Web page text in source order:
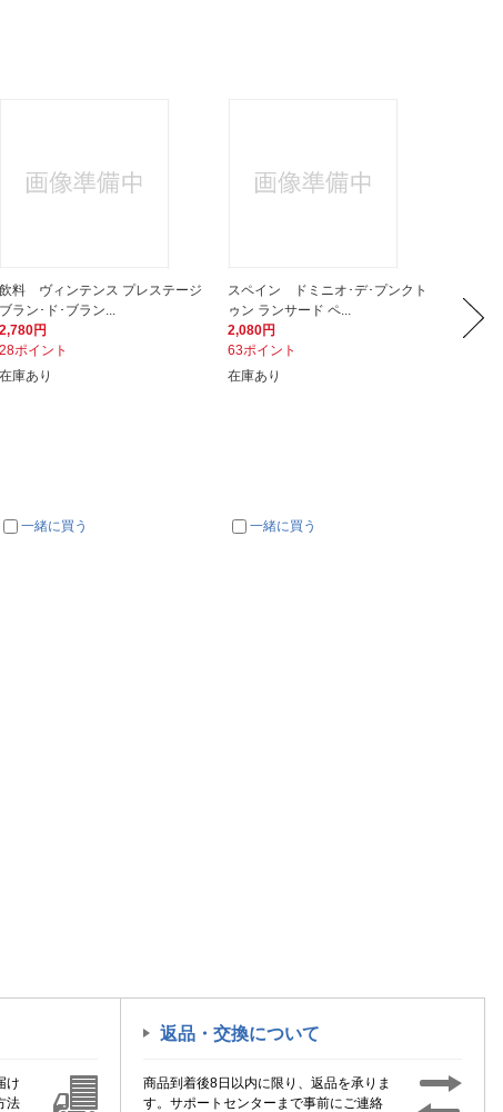
飲料 ヴィンテンス プレステージ
ブラン･ド･ブラン...
2,780円
28ポイント
在庫あり
一緒に買う
スペイン ドミニオ･デ･プンクト
ゥン ランサード ペ...
2,080円
63ポイント
在庫あり
一緒に買う
ーラ
2,280円
け
法
返品・交換について
商品到着後8日以内に限り、返品を承りま
す。サポートセンターまで事前にご連絡